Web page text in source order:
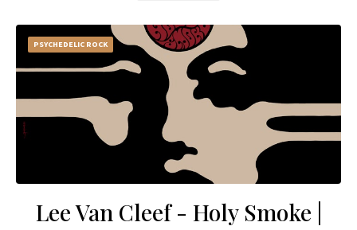
PSYCHEDELIC ROCK
Lee Van Cleef - Holy Smoke |